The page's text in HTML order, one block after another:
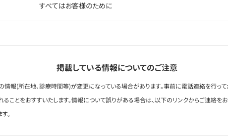
すべてはお客様のために
掲載している情報についてのご注意
情報(所在地、診療時間等)が変更になっている場合があります。事前に電話連絡を行っ
ることをおすすいたします。情報について誤りがある場合は、以下のリンクからご連絡を
。